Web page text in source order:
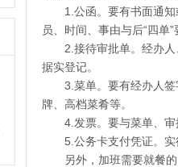
1.公函。要有书面通
员、时间、事由与后“四单”
2.接待审批单。经办
据实登记。
3.菜单。要有经办人
牌、高档菜肴等。
4.发票。要与菜单、审
5.公务卡支付凭证。实
另外，加班需要就餐